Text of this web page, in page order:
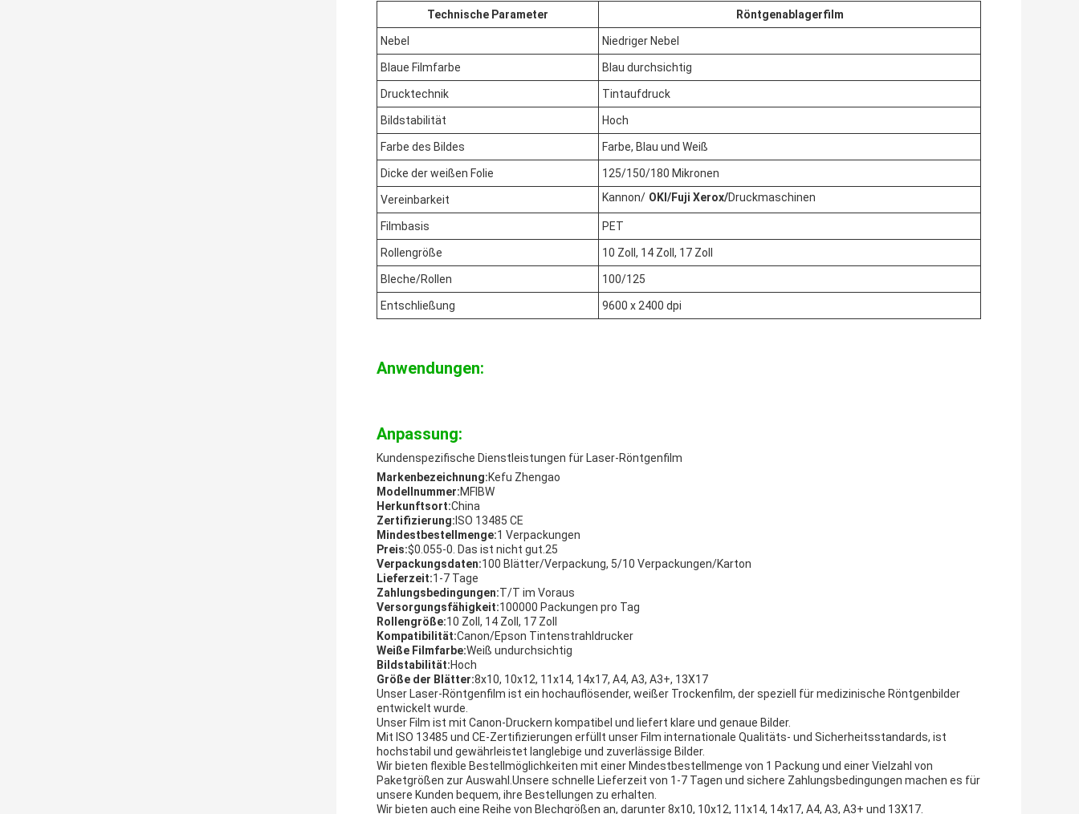
Technische Parameter Röntgenablagerfilm
Nebel Niedriger Nebel
Blaue Filmfarbe Blau durchsichtig
Drucktechnik Tintaufdruck
Bildstabilität Hoch
Farbe des Bildes Farbe, Blau und Weiß
Dicke der weißen Folie 125/150/180 Mikronen
Vereinbarkeit Kannon/ OKI/Fuji Xerox/Druckmaschinen
Filmbasis PET
Rollengröße 10 Zoll, 14 Zoll, 17 Zoll
Bleche/Rollen 100/125
Entschließung 9600 x 2400 dpi
Anwendungen:
Anpassung:
Kundenspezifische Dienstleistungen für Laser-Röntgenfilm
Markenbezeichnung:Kefu Zhengao
Modellnummer:MFIBW
Herkunftsort:China
Zertifizierung: ISO 13485 CE
Mindestbestellmenge:1 Verpackungen
Preis:$0.055-0. Das ist nicht gut.25
Verpackungsdaten:100 Blätter/Verpackung, 5/10 Verpackungen/Karton
Lieferzeit:1-7 Tage
Zahlungsbedingungen:T/T im Voraus
Versorgungsfähigkeit:100000 Packungen pro Tag
Rollengröße:10 Zoll, 14 Zoll, 17 Zoll
Kompatibilität:Canon/Epson Tintenstrahldrucker
Weiße Filmfarbe:Weiß undurchsichtig
Bildstabilität:Hoch
Größe der Blätter:8x10, 10x12, 11x14, 14x17, A4, A3, A3+, 13X17
Unser Laser-Röntgenfilm ist ein hochauflösender, weißer Trockenfilm, der speziell für medizinische Röntgenbilder
entwickelt wurde.
Unser Film ist mit Canon-Druckern kompatibel und liefert klare und genaue Bilder.
Mit ISO 13485 und CE-Zertifizierungen erfüllt unser Film internationale Qualitäts- und Sicherheitsstandards, ist
hochstabil und gewährleistet langlebige und zuverlässige Bilder.
Wir bieten flexible Bestellmöglichkeiten mit einer Mindestbestellmenge von 1 Packung und einer Vielzahl von
Paketgrößen zur Auswahl.Unsere schnelle Lieferzeit von 1-7 Tagen und sichere Zahlungsbedingungen machen es für
unsere Kunden bequem, ihre Bestellungen zu erhalten.
Wir bieten auch eine Reihe von Blechgrößen an, darunter 8x10, 10x12, 11x14, 14x17, A4, A3, A3+ und 13X17.